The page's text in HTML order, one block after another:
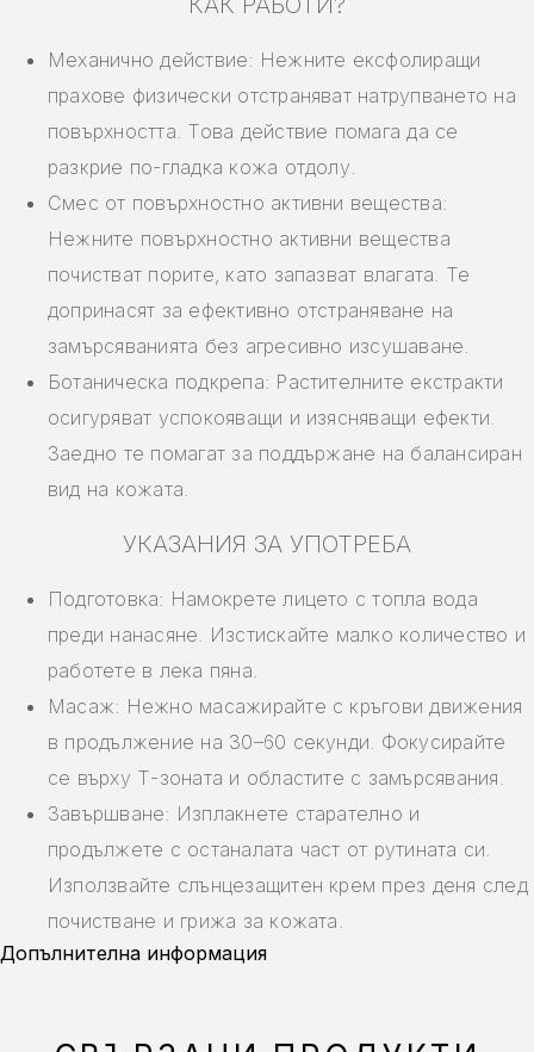
Механично действие: Нежните ексфолиращи
прахове физически отстраняват натрупването на
повърхността. Това действие помага да се
разкрие по-гладка кожа отдолу.
Смес от повърхностно активни вещества:
Нежните повърхностно активни вещества
почистват порите, като запазват влагата. Те
допринасят за ефективно отстраняване на
замърсяванията без агресивно изсушаване.
Ботаническа подкрепа: Растителните екстракти
осигуряват успокояващи и изясняващи ефекти.
Заедно те помагат за поддържане на балансиран
вид на кожата.
УКАЗАНИЯ ЗА УПОТРЕБА
Подготовка: Намокрете лицето с топла вода
преди нанасяне. Изстискайте малко количество и
работете в лека пяна.
Масаж: Нежно масажирайте с кръгови движения
в продължение на 30–60 секунди. Фокусирайте
се върху Т-зоната и областите с замърсявания.
Завършване: Изплакнете старателно и
продължете с останалата част от рутината си.
Използвайте слънцезащитен крем през деня след
почистване и грижа за кожата.
Допълнителна информация